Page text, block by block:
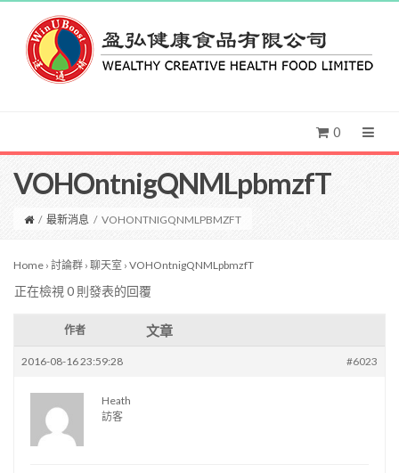
0
VOHOntnigQNMLpbmzfT
/ 最新消息 / VOHONTNIGQNMLPBMZFT
Home › 討論群 › 聊天室 › VOHOntnigQNMLpbmzfT
正在檢視 0 則發表的回覆
作者 文章
2016-08-16 23:59:28 #6023
Heath
訪客